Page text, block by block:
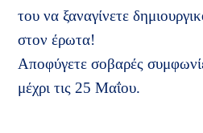
του να ξαναγίνετε
στον έρωτα!
Αποφύγετε σοβαρές
μέχρι τις 25 Μαΐου.